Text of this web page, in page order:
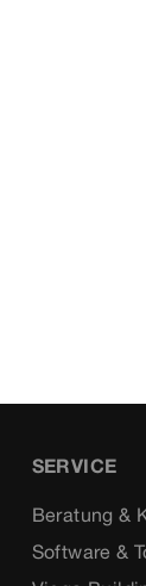
SERVICE
Beratung &
Software &